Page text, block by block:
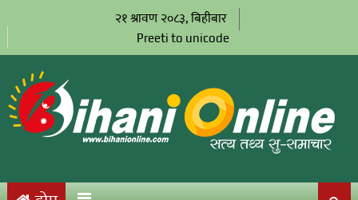
२१ श्रावण २०८३, बिहीबार
Preeti to unicode